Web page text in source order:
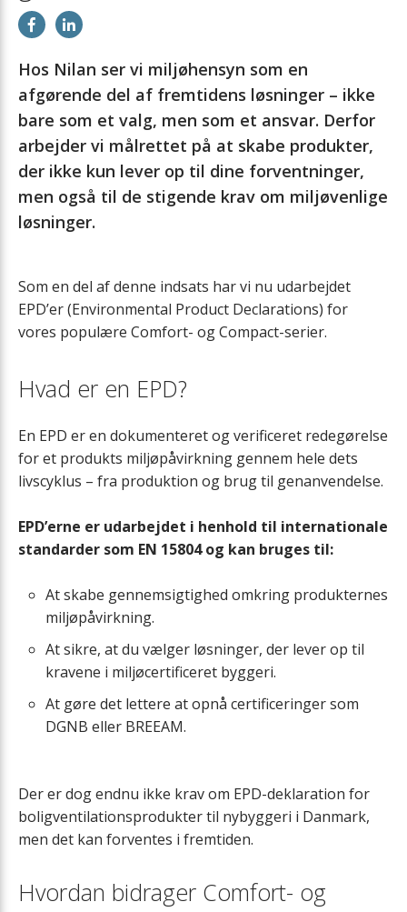
Eftervarmeflader
Ekstra varmtvandsbeholder
Emhætter og EM-box
Filtre
Forvarmeflader
Luftfordeling
Montagebeslag
Forhøjningssokkel
Varmekabel
Vibrationsdæmpere
VVS-sikkerhedsgrupper
Servicekasse
Hos Nilan ser vi miljøhensyn som en
afgørende del af fremtidens løsninger – ikke
bare som et valg, men som et ansvar. Derfor
arbejder vi målrettet på at skabe produkter,
der ikke kun lever op til dine forventninger,
men også til de stigende krav om miljøvenlige
løsninger.
Som en del af denne indsats har vi nu udarbejdet
EPD’er (Environmental Product Declarations) for
vores populære Comfort- og Compact-serier.
Hvad er en EPD?
En EPD er en dokumenteret og verificeret redegørelse
for et produkts miljøpåvirkning gennem hele dets
livscyklus – fra produktion og brug til genanvendelse.
EPD’erne er udarbejdet i henhold til internationale
standarder som EN 15804 og kan bruges til:
At skabe gennemsigtighed omkring produkternes
miljøpåvirkning.
At sikre, at du vælger løsninger, der lever op til
kravene i miljøcertificeret byggeri.
At gøre det lettere at opnå certificeringer som
DGNB eller BREEAM.
Der er dog endnu ikke krav om EPD-deklaration for
boligventilationsprodukter til nybyggeri i Danmark,
men det kan forventes i fremtiden.
Hvordan bidrager Comfort- og